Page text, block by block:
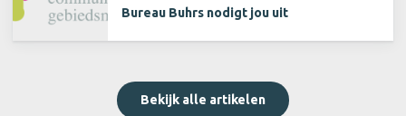
Bureau Buhrs nodigt jou uit
Bekijk alle artikelen